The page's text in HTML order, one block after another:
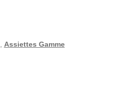
, Assiettes Gamme